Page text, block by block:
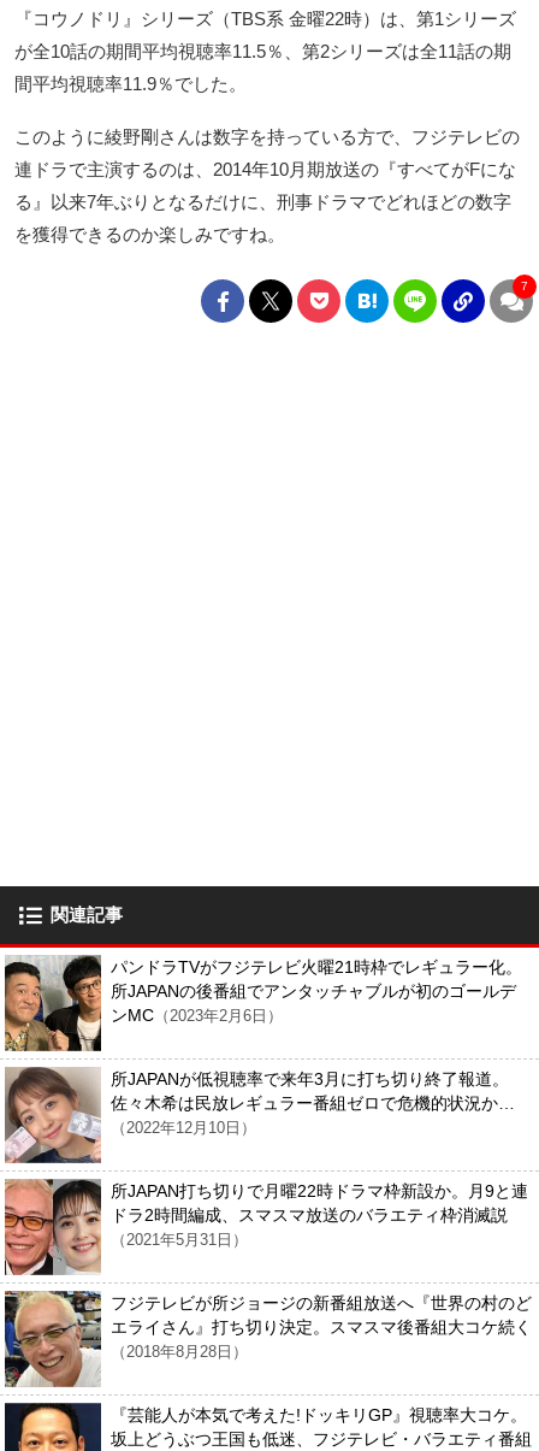
『コウノドリ』シリーズ（TBS系 金曜22時）は、第1シリーズ
が全10話の期間平均視聴率11.5％、第2シリーズは全11話の期
間平均視聴率11.9％でした。
このように綾野剛さんは数字を持っている方で、フジテレビの
連ドラで主演するのは、2014年10月期放送の『すべてがFにな
る』以来7年ぶりとなるだけに、刑事ドラマでどれほどの数字
を獲得できるのか楽しみですね。
7
関連記事
パンドラTVがフジテレビ火曜21時枠でレギュラー化。
所JAPANの後番組でアンタッチャブルが初のゴールデ
ンMC （2023年2月6日）
所JAPANが低視聴率で来年3月に打ち切り終了報道。
佐々木希は民放レギュラー番組ゼロで危機的状況か…
（2022年12月10日）
所JAPAN打ち切りで月曜22時ドラマ枠新設か。月9と連
ドラ2時間編成、スマスマ放送のバラエティ枠消滅説
（2021年5月31日）
フジテレビが所ジョージの新番組放送へ『世界の村のど
エライさん』打ち切り決定。スマスマ後番組大コケ続く
（2018年8月28日）
『芸能人が本気で考えた!ドッキリGP』視聴率大コケ。
坂上どうぶつ王国も低迷、フジテレビ・バラエティ番組